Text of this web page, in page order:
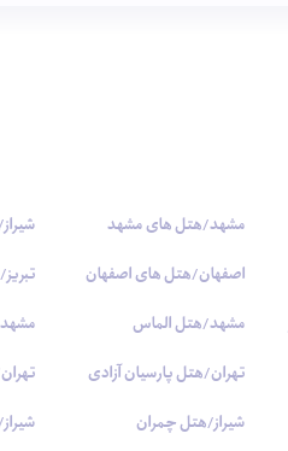
مشهد/هتل های مشهد
اصفهان/هتل های اصفهان
مشهد/هتل الماس
تهران/هتل پارسیان آزادی
شیراز/هتل چمران